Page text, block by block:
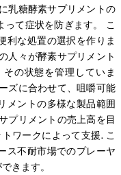
乳糖酵素サプリメントの
て症状を防ぎます。 こ
利な処置の選択を作りま
人々が酵素サプリメント
の状態を管理していま
ズに合わせて、咀嚼可能
メントの多様な製品範囲
プリメントの売上高を目
ワークによって支援. こ
ス不耐市場でのプレーヤ
きます。